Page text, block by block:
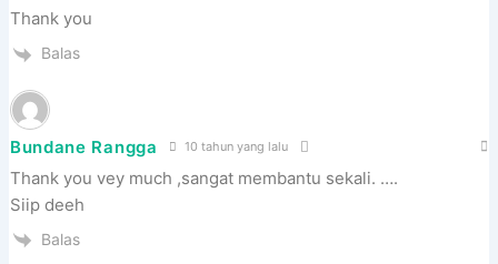
Thank you
Balas
Bundane Rangga 10 tahun yang lalu
Thank you vey much ,sangat membantu sekali. ….
Siip deeh
Balas